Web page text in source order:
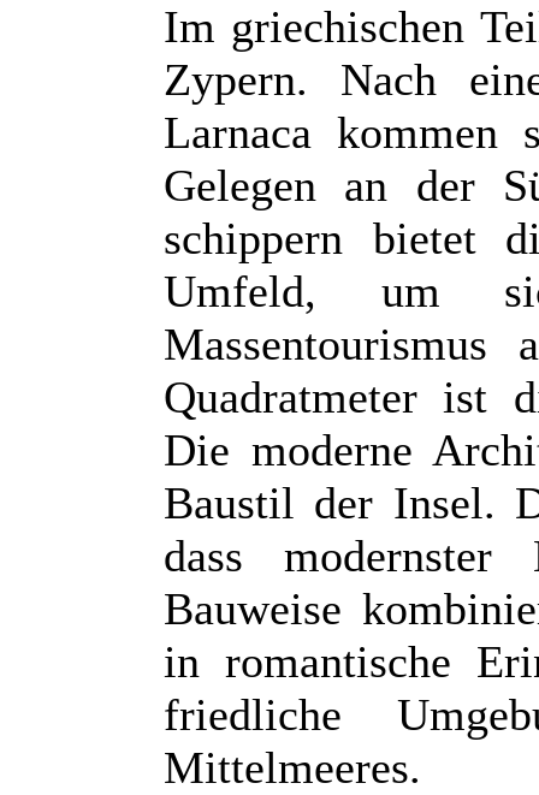
Im griechischen
Zypern. Nach
Larnaca kommen
Gelegen an der
schippern bietet
Umfeld, um
Massentourismus
Quadratmeter ist
Die moderne
Baustil der Insel.
dass
Bauweise
in romantische
friedliche
Mittelmeeres.